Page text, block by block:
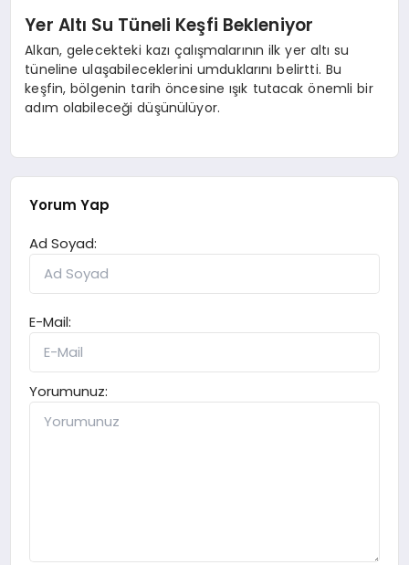
Yer Altı Su Tüneli Keşfi Bekleniyor
Alkan, gelecekteki kazı çalışmalarının ilk yer altı su
tüneline ulaşabileceklerini umduklarını belirtti. Bu
keşfin, bölgenin tarih öncesine ışık tutacak önemli bir
adım olabileceği düşünülüyor.
Yorum Yap
Ad Soyad:
E-Mail:
Yorumunuz: